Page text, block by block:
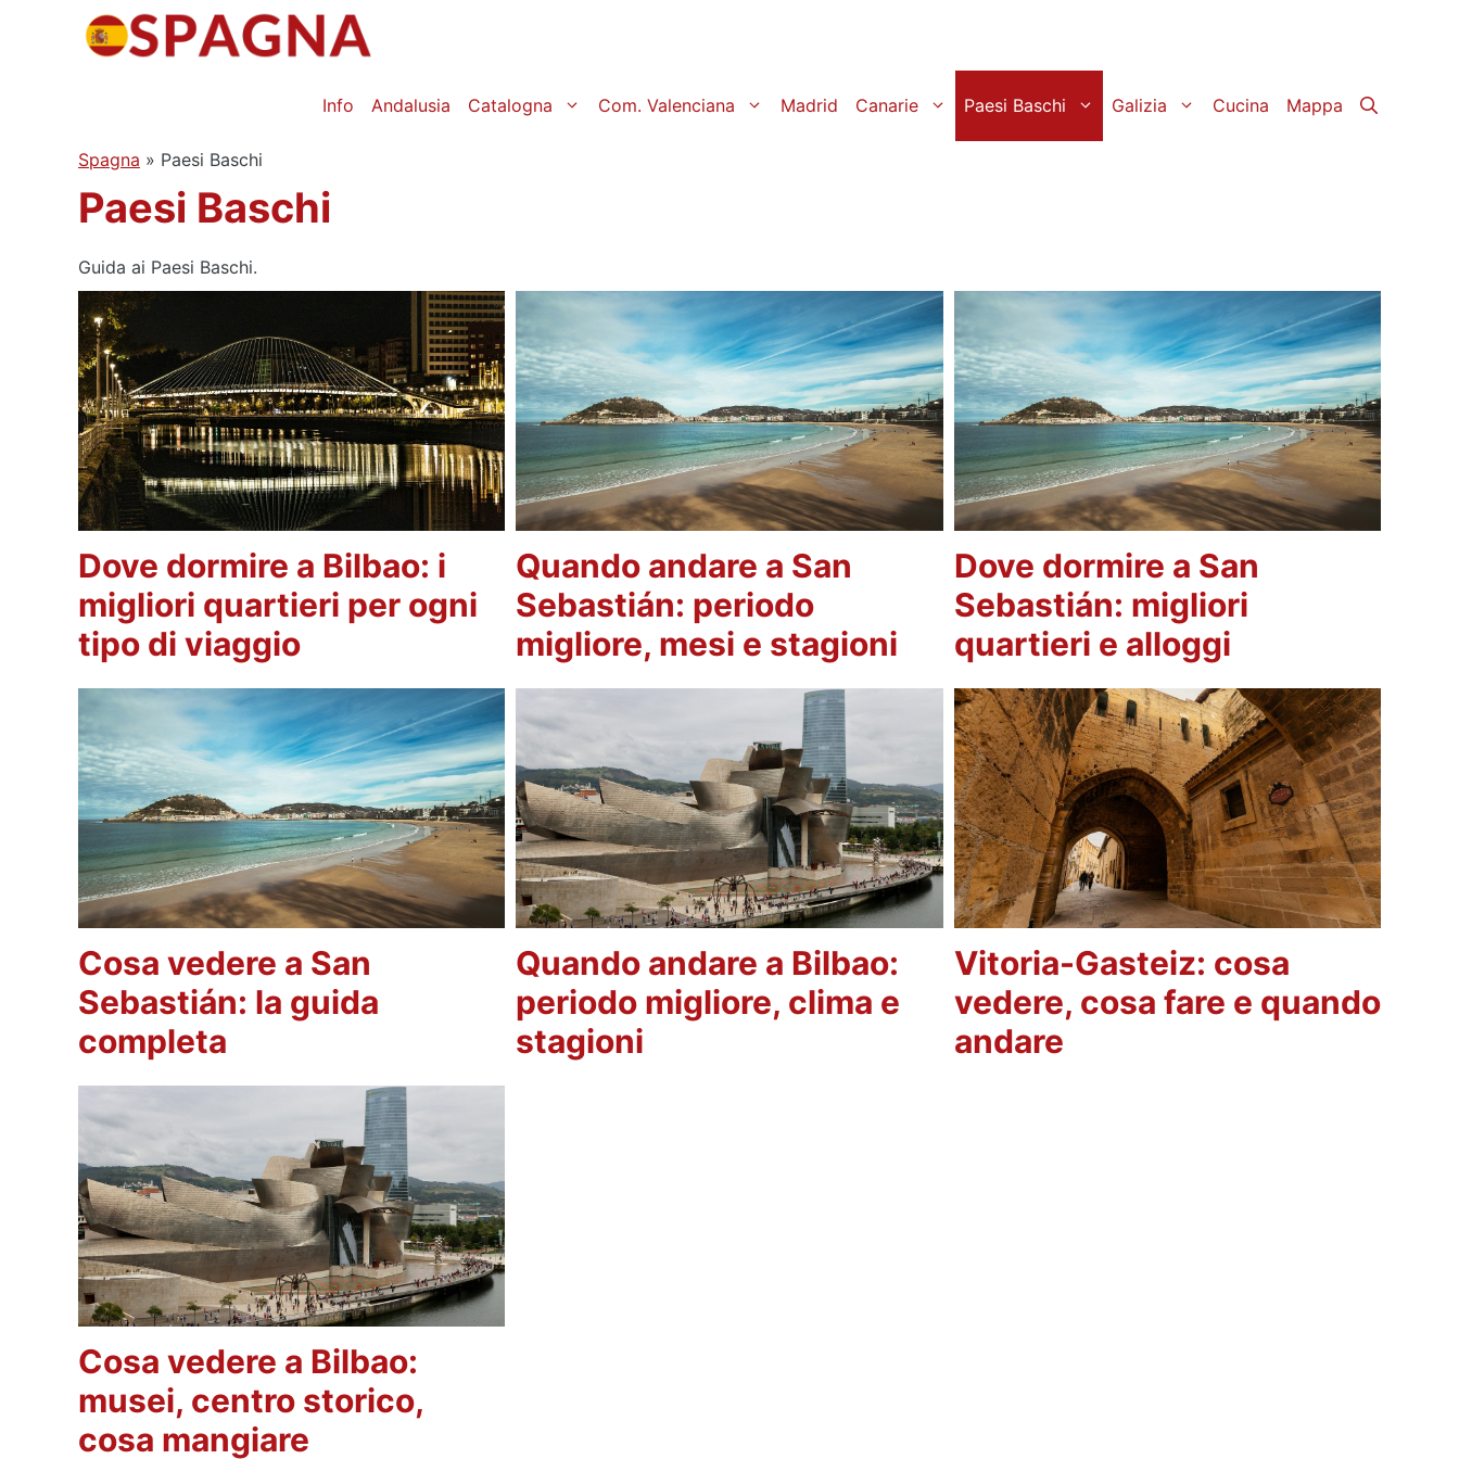
Info
Andalusia Catalogna Com. Valenciana Madrid Canarie Paesi Baschi Galizia Cucina Mappa
Spagna » Paesi Baschi
Paesi Baschi
Guida ai Paesi Baschi.
Dove dormire a Bilbao: i
migliori quartieri per ogni
tipo di viaggio
Quando andare a San
Sebastián: periodo
migliore, mesi e stagioni
Dove dormire a San
Sebastián: migliori
quartieri e alloggi
Cosa vedere a San
Sebastián: la guida
completa
Quando andare a Bilbao:
periodo migliore, clima e
stagioni
Vitoria-Gasteiz: cosa
vedere, cosa fare e quando
andare
Cosa vedere a Bilbao:
musei, centro storico,
cosa mangiare